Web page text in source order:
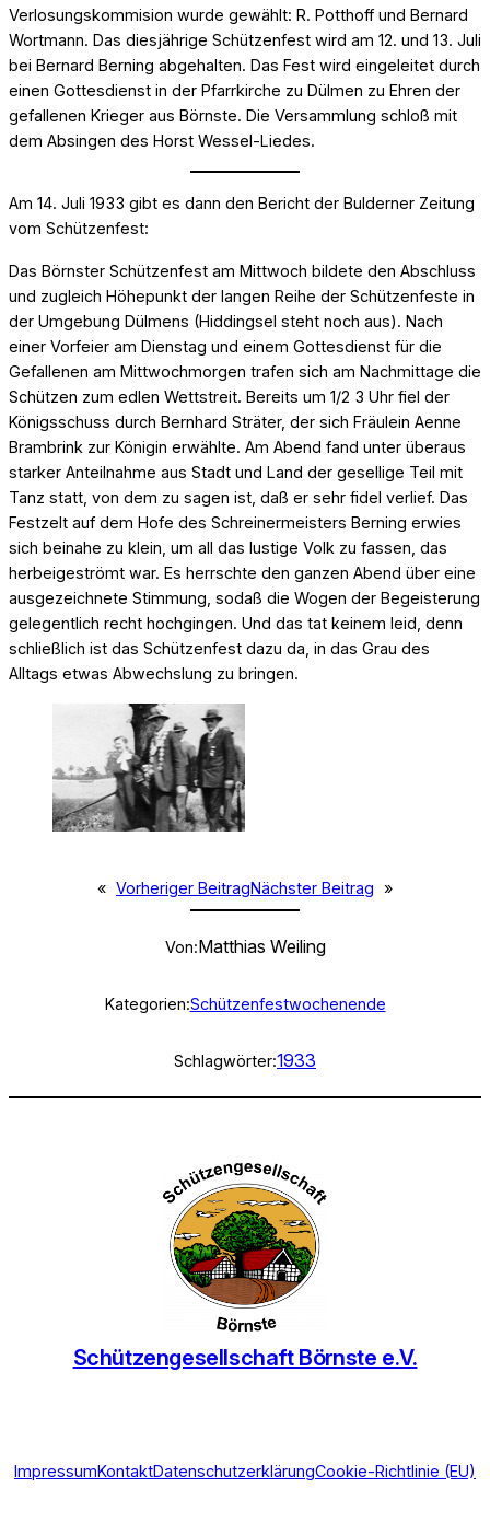
Verlosungskommision wurde gewählt: R. Potthoff und Bernard
Wortmann. Das diesjährige Schützenfest wird am 12. und 13. Juli
bei Bernard Berning abgehalten. Das Fest wird eingeleitet durch
einen Gottesdienst in der Pfarrkirche zu Dülmen zu Ehren der
gefallenen Krieger aus Börnste. Die Versammlung schloß mit
dem Absingen des Horst Wessel-Liedes.
Am 14. Juli 1933 gibt es dann den Bericht der Bulderner Zeitung
vom Schützenfest:
Das Börnster Schützenfest am Mittwoch bildete den Abschluss
und zugleich Höhepunkt der langen Reihe der Schützenfeste in
der Umgebung Dülmens (Hiddingsel steht noch aus). Nach
einer Vorfeier am Dienstag und einem Gottesdienst für die
Gefallenen am Mittwochmorgen trafen sich am Nachmittage die
Schützen zum edlen Wettstreit. Bereits um 1/2 3 Uhr fiel der
Königsschuss durch Bernhard Sträter, der sich Fräulein Aenne
Brambrink zur Königin erwählte. Am Abend fand unter überaus
starker Anteilnahme aus Stadt und Land der gesellige Teil mit
Tanz statt, von dem zu sagen ist, daß er sehr fidel verlief. Das
Festzelt auf dem Hofe des Schreinermeisters Berning erwies
sich beinahe zu klein, um all das lustige Volk zu fassen, das
herbeigeströmt war. Es herrschte den ganzen Abend über eine
ausgezeichnete Stimmung, sodaß die Wogen der Begeisterung
gelegentlich recht hochgingen. Und das tat keinem leid, denn
schließlich ist das Schützenfest dazu da, in das Grau des
Alltags etwas Abwechslung zu bringen.
« Vorheriger BeitragNächster Beitrag »
Von:Matthias Weiling
Kategorien:Schützenfestwochenende
Schlagwörter:1933
Schützengesellschaft Börnste e.V.
ImpressumKontaktDatenschutzerklärungCookie-Richtlinie (EU)